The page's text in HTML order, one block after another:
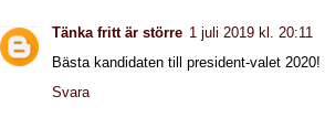
Tänka fritt är större 1 juli 2019 kl. 20:11
Bästa kandidaten till president-valet 2020!
Svara